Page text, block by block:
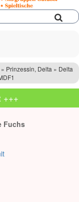
» Prinzessin, Delta » Delta
+++
Fuchs